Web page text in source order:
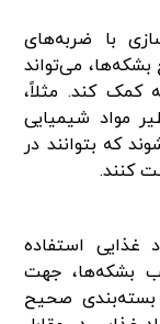
با ضربه‌های
می‌تواند
کمک کند. مثلاً،
مواد شیمیایی
که بتوانند در
کنند.
غذایی استفاده
بشکه‌ها، جهت
صحیح